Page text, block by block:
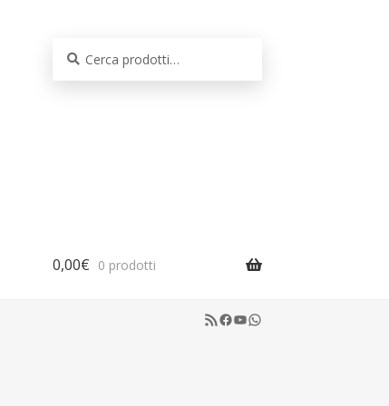
0,00€ 0 prodotti
RSS Feed
Facebook
YouTube
WhatsApp